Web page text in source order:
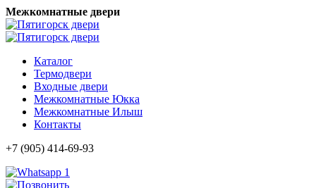
Межкомнатные двери
Каталог
Термодвери
Входные двери
Межкомнатные Юкка
Межкомнатные Илыш
Контакты
+7 (905) 414-69-93
1